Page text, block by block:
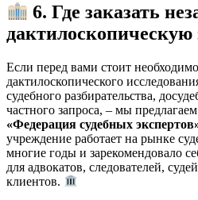
6. Где заказать
дактилоскопическую
Если перед вами стоит
дактилоскопического
судебного разбирательства,
частного запроса, – мы
«Федерация судебных
учреждение работает на рынке
многие годы и зарекомендовало
для адвокатов, следователей,
клиентов.